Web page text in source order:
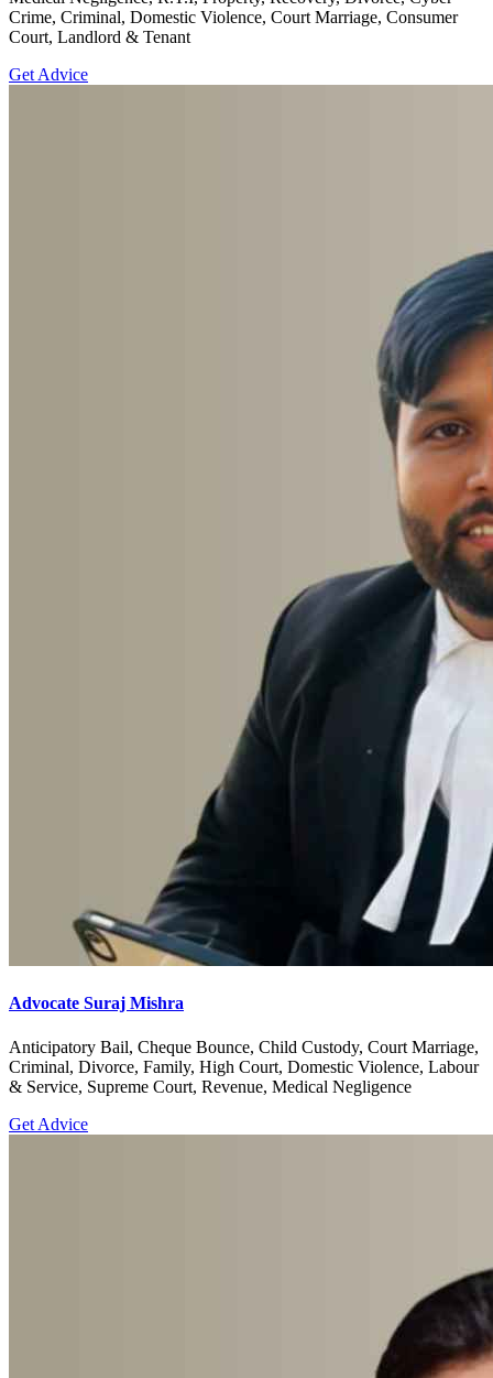
Crime, Criminal, Domestic Violence, Court Marriage, Consumer
Court, Landlord & Tenant
Get Advice
Advocate Suraj Mishra
Anticipatory Bail, Cheque Bounce, Child Custody, Court Marriage,
Criminal, Divorce, Family, High Court, Domestic Violence, Labour
& Service, Supreme Court, Revenue, Medical Negligence
Get Advice